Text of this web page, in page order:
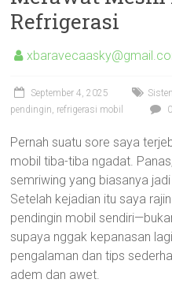
Refrigerasi
September 4, 2025
pendingin, refrigerasi mobil
Pernah suatu sore saya
mobil tiba-tiba ngadat.
semriwing yang biasanya
Setelah kejadian itu saya
pendingin mobil
supaya nggak kepanasan
pengalaman dan tips
adem dan awet.